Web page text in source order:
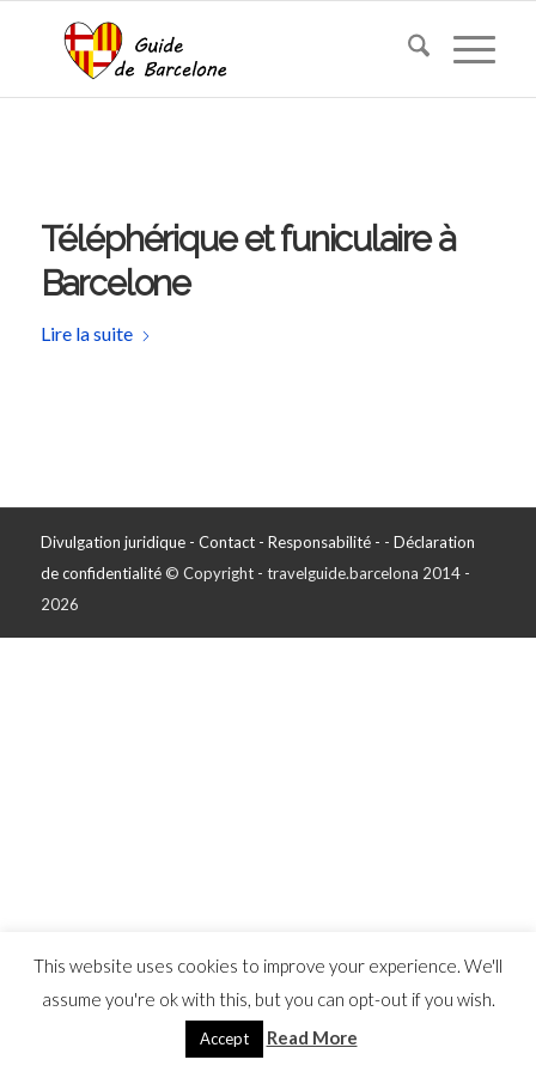
Téléphérique et funiculaire à
Barcelone
Lire la suite
Divulgation juridique - Contact - Responsabilité - - Déclaration
de confidentialité© Copyright - travelguide.barcelona 2014 -
2026
This website uses cookies to improve your experience. We'll
assume you're ok with this, but you can opt-out if you wish.
Accept Read More